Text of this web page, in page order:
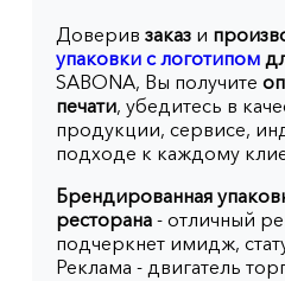
Доверив закази
упаковки с логотипом
SABONA, Вы получите
печати, убедитесь в
продукции, сервисе,
подходе к каждому
Брендированная
ресторана- отличный
подчеркнет имидж,
Реклама - двигатель